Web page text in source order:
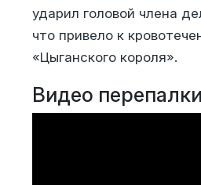
ударил головой члена
что привело к
«Цыганского короля».
Видео перепалки